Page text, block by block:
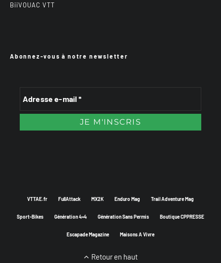
BiiVOUAC VTT
Abonnez-vous à notre newsletter
VTTAE.fr FullAttack MX2K Enduro Mag Trail Adventure Mag
Sport-Bikes Génération 4×4 Génération Sans Permis Boutique CPPRESSE
Escapade Magazine Maisons A Vivre
Retour en haut